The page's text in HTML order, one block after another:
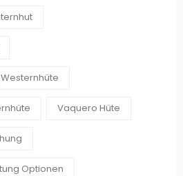
Vaquero Hüte
Optionen